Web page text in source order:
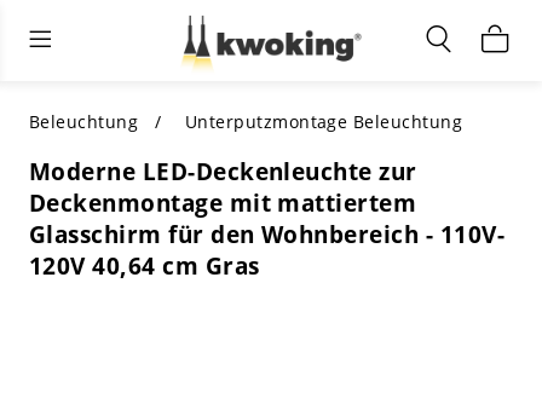
Wohnzimmermöbel
ALLE WOHNZIMMERMÖBEL
TOP-AUSWAHL
NACH STIL EINKAUFEN
Innenbeleuchtung
Nach Kategorie einkaufen
NACH STIL EINKAUFEN
Shop by Colors
Außenbeleuchtung
ALLE BELEUCHTUNG FÜR ANDERE
NACH KATEGORIE EINKAUFEN
NACH STIL EINKAUFEN
Beleuchtung Unterputzmontage Beleuchtung
Moderne LED-Deckenleuchte zur
Deckenmontage mit mattiertem
Glasschirm für den Wohnbereich - 110V-
120V 40,64 cm Gras